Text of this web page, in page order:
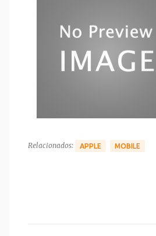
Relacionados: APPLE MOBILE